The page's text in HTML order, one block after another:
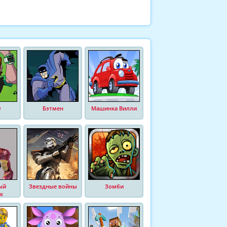
Бэтмен Машинка Вилли
Звездные войны Зомби